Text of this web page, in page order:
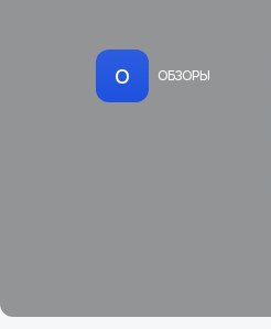
О ОБЗОРЫ